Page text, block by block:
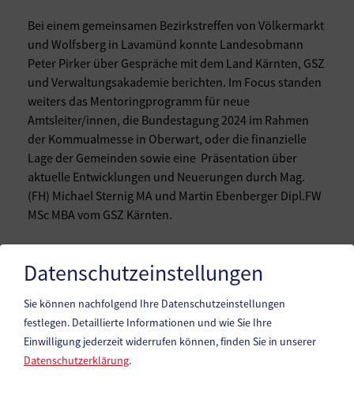
Bei einem gemeinsamen Bezirkstreffen von Völkermarkt
und Wolfsberg in Lavamünd konnte Landesobmann
Peter Pirker über Gespräche mit dem Land Kärnten, GSZ
und Verwaltungsakademie berichten. Im Focus standen
weiters das Mentoringprogramm für neue
Amtsleiter/innen, die Bundestagung 2024 im Rahmen
der Kommualmesse in Oberwart, oder die finanzielle
Lage der Gemeinden sowie eine Präsentation über
aktuelle Entwicklungen und Neuerungen durch Mag.
(FH) Michael Sternig MA und Martin Ebenberger Dipl.FW
MSc MBA vom GSZ Kärnten.
Datenschutzeinstellungen
Sie können nachfolgend Ihre Datenschutzeinstellungen
festlegen. Detaillierte Informationen und wie Sie Ihre
Einwilligung jederzeit widerrufen können, finden Sie in unserer
Datenschutzerklärung.